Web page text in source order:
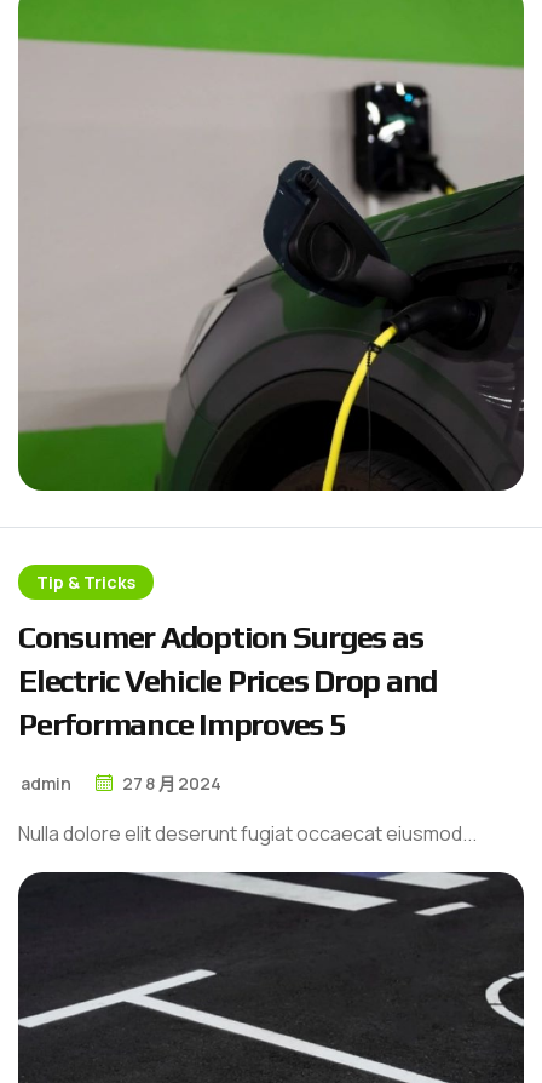
Tip & Tricks
ConsumerAdoption Surges as
ElectricVehicle Prices Drop and
Performance Improves 5
admin 27 8 月 2024
Nulla dolore elit deserunt fugiat occaecat eiusmod...